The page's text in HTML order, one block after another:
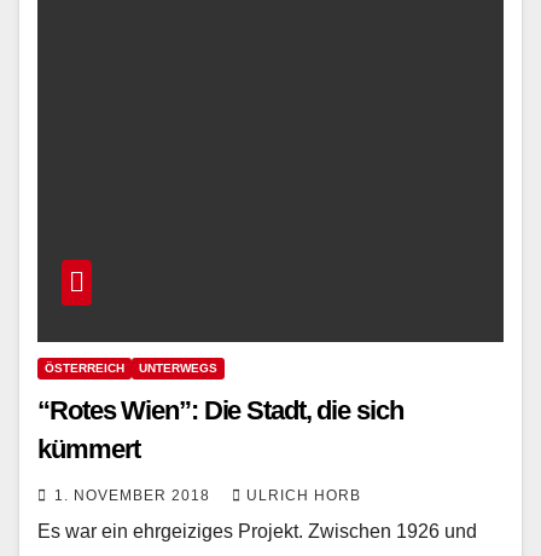
ÖSTERREICH UNTERWEGS
“Rotes Wien”: Die Stadt, die sich
kümmert
1. NOVEMBER 2018 ULRICH HORB
Es war ein ehrgeiziges Projekt. Zwischen 1926 und